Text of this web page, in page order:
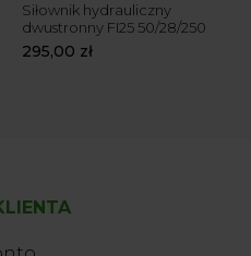
Siłownik hydrauliczny
dwustronny FI25 50/28/250
295,00 zł